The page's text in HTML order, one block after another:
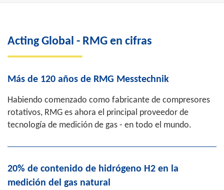
la industria del gas durante décadas. Esto
Acting Global - RMG en cifras
Más de 120 años de RMG Messtechnik
Habiendo comenzado como fabricante de compresores
rotativos, RMG es ahora el principal proveedor de
tecnología de medición de gas - en todo el mundo.
20% de contenido de hidrógeno H2 en la
medición del gas natural